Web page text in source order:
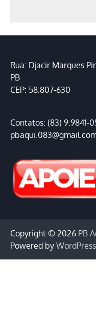
Rua: Djacir Marques
PB
CEP: 58.807-630
Contatos: (83) 9.9841-
Copyright © 2026 PB
Powered by WordPress